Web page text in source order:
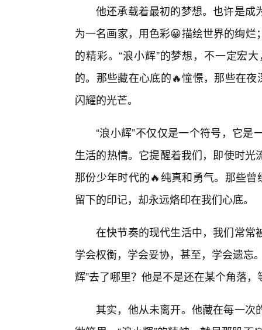
他还承载着最初的梦想。也许是成
为一名画家，用色彩😀描绘世界的绚
的精彩。“浪小辉”的梦想，不一定宏
的。那些藏在心底的🔥憧憬，那些在
闪耀的光芒。
“浪小辉”不仅仅是一个符号，它
生活的热情。它提醒着我们，即使时
那份少年时代的🔥纯真和勇气。那些
留下的印记，却永远烙印在我们心底。
在快节奏的现代生活中，我们常常
学会权衡，学会妥协，甚至，学会遗忘
辉”去了哪里？他是不是还在某个角落
其实，他从未离开。他藏在每一